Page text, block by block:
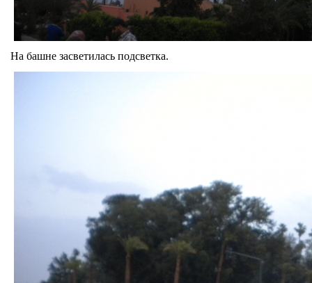
На башне засветилась подсветка.